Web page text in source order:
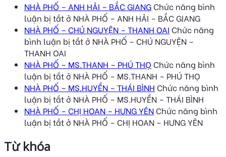
NHÀ PHỐ – ANH HẢI – BẮC GIANG Chức năng bình
luận bị tắtở NHÀ PHỐ – ANH HẢI – BẮC GIANG
NHÀ PHỐ – CHÚ NGUYỆN – THANH OAI Chức năng
bình luận bị tắtở NHÀ PHỐ – CHÚ NGUYỆN –
THANH OAI
NHÀ PHỐ – MS.THANH – PHÚ THỌ Chức năng bình
luận bị tắtở NHÀ PHỐ – MS.THANH – PHÚ THỌ
NHÀ PHỐ – MS.HUYỀN – THÁI BÌNH Chức năng bình
luận bị tắtở NHÀ PHỐ – MS.HUYỀN – THÁI BÌNH
NHÀ PHỐ – CHỊ HOAN – HƯNG YÊN Chức năng bình
luận bị tắtở NHÀ PHỐ – CHỊ HOAN – HƯNG YÊN
Từ khóa